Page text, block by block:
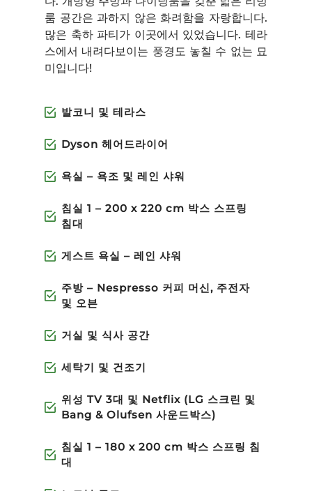
룸 공간은 과하지 않은 화려함을 자랑합니다.
많은 축하 파티가 이곳에서 있었습니다. 테라
스에서 내려다보이는 풍경도 놓칠 수 없는 묘
미입니다!
발코니 및 테라스
Dyson 헤어드라이어
욕실 – 욕조 및 레인 샤워
침실 1 – 200 x 220 cm 박스 스프링
침대
게스트 욕실 – 레인 샤워
주방 – Nespresso 커피 머신, 주전자
및 오븐
거실 및 식사 공간
세탁기 및 건조기
위성 TV 3대 및 Netflix (LG 스크린 및
Bang & Olufsen 사운드박스)
침실 1 – 180 x 200 cm 박스 스프링 침
대